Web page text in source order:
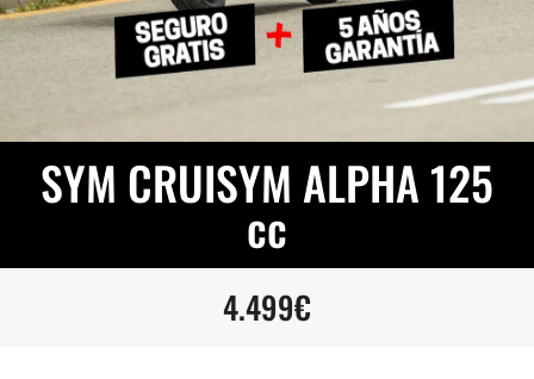
SYM CRUISYM ALPHA 125
cc
4.499€